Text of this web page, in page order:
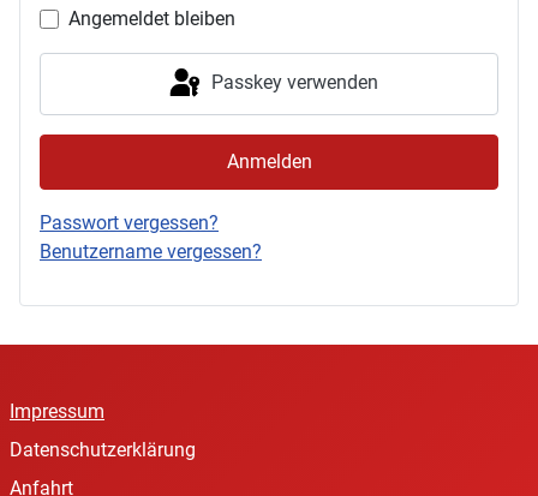
Angemeldet bleiben
Passkey verwenden
Anmelden
Passwort vergessen?
Benutzername vergessen?
Impressum
Datenschutzerklärung
Anfahrt